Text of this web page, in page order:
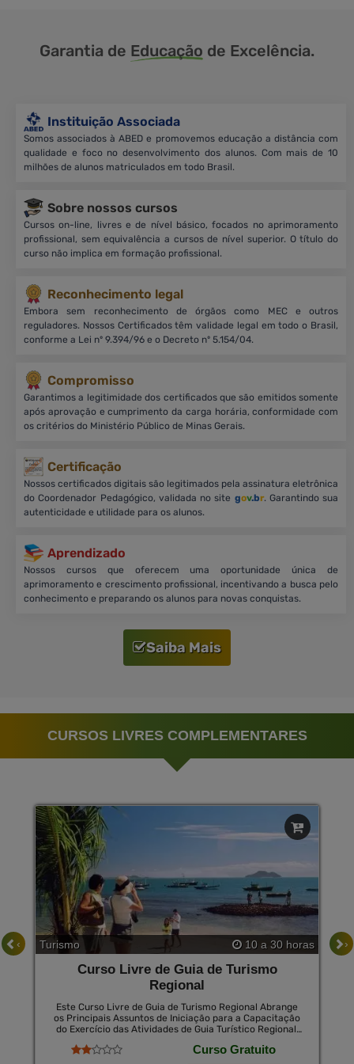
Garantia de Educação de Excelência.
Instituição Associada
Somos associados à ABED e promovemos educação a distância com
qualidade e foco no desenvolvimento dos alunos. Com mais de 10
milhões de alunos matriculados em todo Brasil.
Sobre nossos cursos
Cursos on-line, livres e de nível básico, focados no aprimoramento
profissional, sem equivalência a cursos de nível superior. O título do
curso não implica em formação profissional.
Reconhecimento legal
Embora sem reconhecimento de órgãos como MEC e outros
reguladores. Nossos Certificados têm validade legal em todo o Brasil,
conforme a Lei nº 9.394/96 e o Decreto nº 5.154/04.
Compromisso
Garantimos a legitimidade dos certificados que são emitidos somente
após aprovação e cumprimento da carga horária, conformidade com
os critérios do Ministério Público de Minas Gerais.
Certificação
Nossos certificados digitais são legitimados pela assinatura eletrônica
do Coordenador Pedagógico, validada no site gov.br. Garantindo sua
autenticidade e utilidade para os alunos.
Aprendizado
Nossos cursos que oferecem uma oportunidade única de
aprimoramento e crescimento profissional, incentivando a busca pelo
conhecimento e preparando os alunos para novas conquistas.
Saiba Mais
CURSOS LIVRES COMPLEMENTARES
Turismo 10 a 30 horas
Curso Livre de Guia de Turismo
Regional
Este Curso Livre de Guia de Turismo Regional Abrange
os Principais Assuntos de Iniciação para a Capacitação
do Exercício das Atividades de Guia Turístico Regional,
Turístico, Apresentando-O a Esta Profissão, Ensinando-
Curso Gratuito
‹ ›